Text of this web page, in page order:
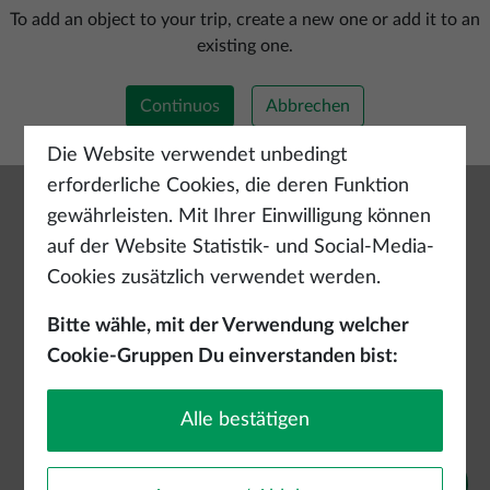
Neue Route hinzufügen
To add an object to your trip, create a new one or add it to an
existing one.
Continuos Abbrechen
Die Website verwendet unbedingt
erforderliche Cookies, die deren Funktion
gewährleisten. Mit Ihrer Einwilligung können
auf der Website Statistik- und Social-Media-
Cookies zusätzlich verwendet werden.
Bitte wähle, mit der Verwendung welcher
Cookie-Gruppen Du einverstanden bist:
Alle bestätigen